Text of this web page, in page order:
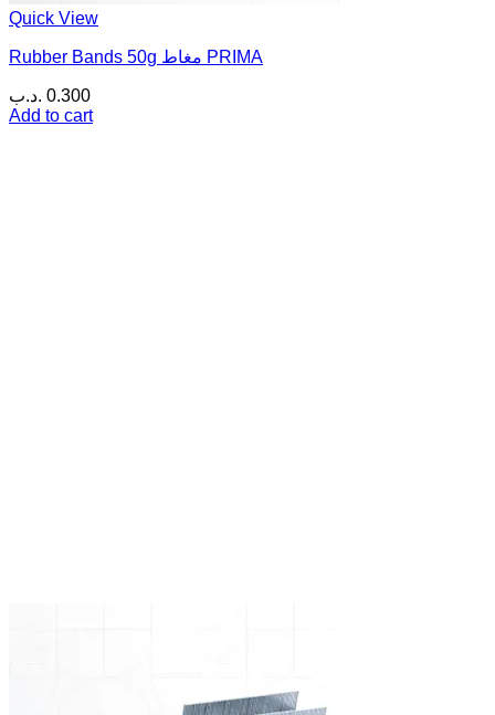
Quick View
Rubber Bands 50g مغاط PRIMA
0.300 .د.ب
Add to cart